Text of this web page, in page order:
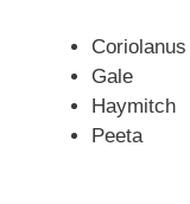
Coriolanus
Gale
Haymitch
Peeta